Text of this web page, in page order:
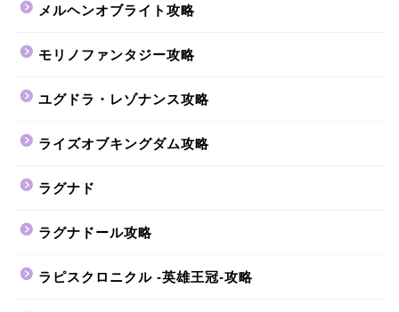
メルヘンオブライト攻略
モリノファンタジー攻略
ユグドラ・レゾナンス攻略
ライズオブキングダム攻略
ラグナド
ラグナドール攻略
ラピスクロニクル -英雄王冠-攻略